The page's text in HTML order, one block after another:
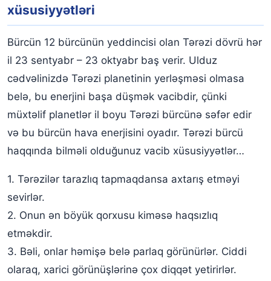
Tərəzi bürcünün şəxsi xüsusiyyətləri
Qadın tərəzi bürcünün xüsusiyyətləri
Qadın tərəzi bürcünün bəyəndiyi və bəyənmədiyi şeylər
Qadın tərəzi bürcünə nə hədiyyə etmək olar?
Kişi tərəzi bürcünün xüsusiyyətləri
Kişi tərəzi bürcünün bəyəndiyi və bəyənmədiyi şeylər
Kişi tərəzi bürcünə nə hədiyyə verilməlidir?
Tərəzi bürcünün bürc uyğunluğu
Tərəzi bürcü üçün peşələr
Tərəzi bürcündən olan məşhurlar
xüsusiyyətləri
Bürcün 12 bürcünün yeddincisi olan Tərəzi dövrü hər
il 23 sentyabr – 23 oktyabr baş verir. Ulduz
cədvəlinizdə Tərəzi planetinin yerləşməsi olmasa
belə, bu enerjini başa düşmək vacibdir, çünki
müxtəlif planetlər il boyu Tərəzi bürcünə səfər edir
və bu bürcün hava enerjisini oyadır. Tərəzi bürcü
haqqında bilməli olduğunuz vacib xüsusiyyətlər…
1. Tərəzilər tarazlıq tapmaqdansa axtarış etməyi
sevirlər.
2. Onun ən böyük qorxusu kiməsə haqsızlıq
etməkdir.
3. Bəli, onlar həmişə belə parlaq görünürlər. Ciddi
olaraq, xarici görünüşlərinə çox diqqət yetirirlər.